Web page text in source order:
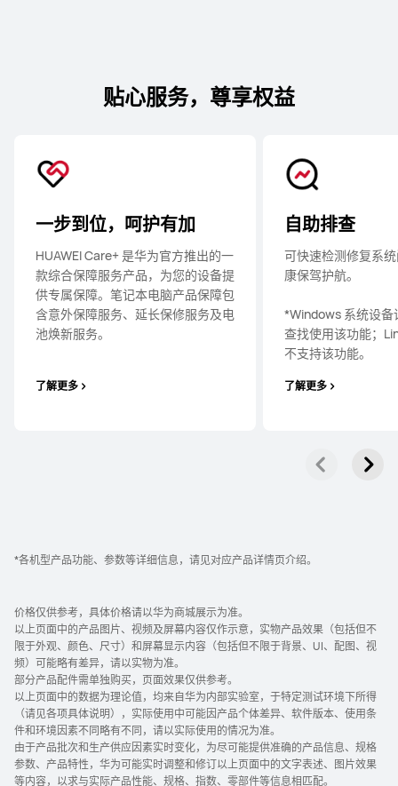
贴心服务，尊享权益
一步到位，呵护有加
HUAWEI Care+ 是华为官方推出的一
款综合保障服务产品，为您的设备提
供专属保障。笔记本电脑产品保障包
含意外保障服务、延长保修服务及电
池焕新服⁠⁠⁠⁠务⁠⁠⁠⁠。
了解更多
自助排查
可快速检测修复系
康保驾护⁠⁠⁠⁠航⁠⁠⁠⁠。
*Windows 系统设备
查找使用该功能；
不支持该功⁠⁠⁠⁠能⁠⁠⁠⁠。
了解更多
*各机型产品功能、参数等详细信息，请见对应产品详情页介绍。
价格仅供参考，具体价格请以华为商城展示为准。
以上页面中的产品图片、视频及屏幕内容仅作示意，实物产品效果（包括但不
限于外观、颜色、尺寸）和屏幕显示内容（包括但不限于背景、UI、配图、视
频）可能略有差异，请以实物为准。
部分产品配件需单独购买，页面效果仅供参考。
以上页面中的数据为理论值，均来自华为内部实验室，于特定测试环境下所得
（请见各项具体说明），实际使用中可能因产品个体差异、软件版本、使用条
件和环境因素不同略有不同，请以实际使用的情况为准。
由于产品批次和生产供应因素实时变化，为尽可能提供准确的产品信息、规格
参数、产品特性，华为可能实时调整和修订以上页面中的文字表述、图片效果
等内容，以求与实际产品性能、规格、指数、零部件等信息相匹配。